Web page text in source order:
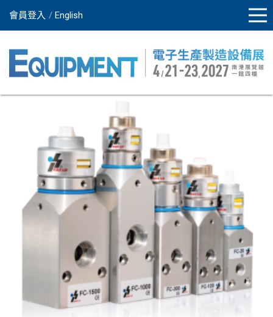
會員登入 English